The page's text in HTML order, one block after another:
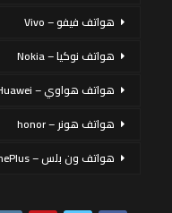
هواتف فيفو – Vivo
هواتف نوكيا – Nokia
هواتف هواوي – Huawei
هواتف هونر – honor
هواتف ون بلس – OnePlus